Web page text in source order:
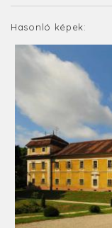
Hasonló képek: